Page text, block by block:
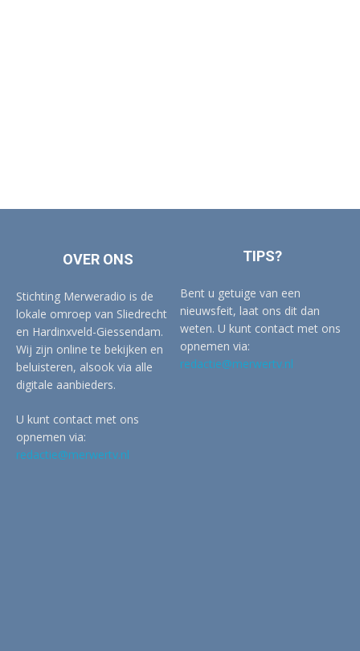
OVER ONS
Stichting Merweradio is de
lokale omroep van Sliedrecht
en Hardinxveld-Giessendam.
Wij zijn online te bekijken en
beluisteren, alsook via alle
digitale aanbieders.
U kunt contact met ons
opnemen via:
redactie@merwertv.nl
TIPS?
Bent u getuige van een
nieuwsfeit, laat ons dit dan
weten. U kunt contact met ons
opnemen via:
redactie@merwertv.nl